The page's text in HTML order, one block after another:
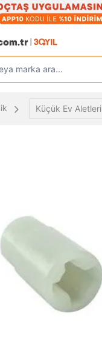
marka ara...
Küçük Ev Aletleri